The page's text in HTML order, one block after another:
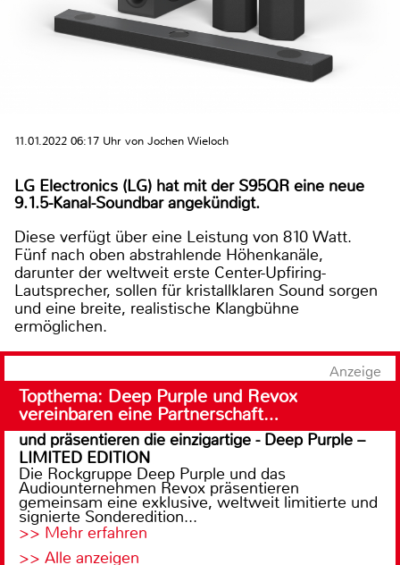
11.01.2022 06:17 Uhr von Jochen Wieloch
LG Electronics (LG) hat mit der S95QR eine neue
9.1.5-Kanal-Soundbar angekündigt.
Diese verfügt über eine Leistung von 810 Watt.
Fünf nach oben abstrahlende Höhenkanäle,
darunter der weltweit erste Center-Upfiring-
Lautsprecher, sollen für kristallklaren Sound sorgen
und eine breite, realistische Klangbühne
ermöglichen.
Anzeige
Topthema: Deep Purple und Revox
vereinbaren eine Partnerschaft…
und präsentieren die einzigartige - Deep Purple –
LIMITED EDITION
Die Rockgruppe Deep Purple und das
Audiounternehmen Revox präsentieren
gemeinsam eine exklusive, weltweit limitierte und
signierte Sonderedition...
>> Mehr erfahren
>> Alle anzeigen